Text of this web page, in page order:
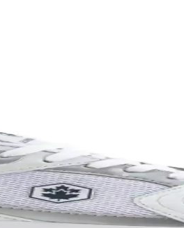
bir tercih. Konfor ve şıklığı bir
Seçenekleri
kullanım için uygun modelleriyle,
Karşılaştırması